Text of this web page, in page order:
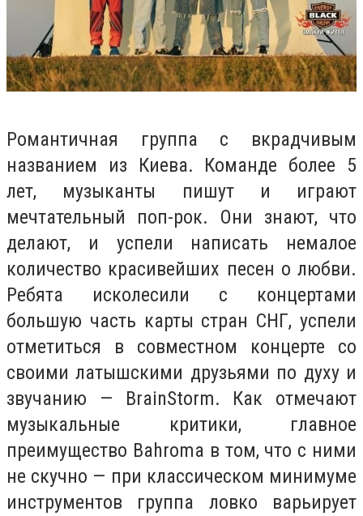
Романтичная группа с вкрадчивым
названием из Киева. Команде более 5
лет, музыканты пишут и играют
мечтательный поп-рок. Они знают, что
делают, и успели написать немалое
количество красивейших песен о любви.
Ребята исколесили с концертами
большую часть карты стран СНГ, успели
отметиться в совместном концерте со
своими латышскими друзьями по духу и
звучанию — BrainStorm. Как отмечают
музыкальные критики, главное
преимущество Bahroma в том, что с ними
не скучно — при классическом минимуме
инструментов группа ловко варьирует